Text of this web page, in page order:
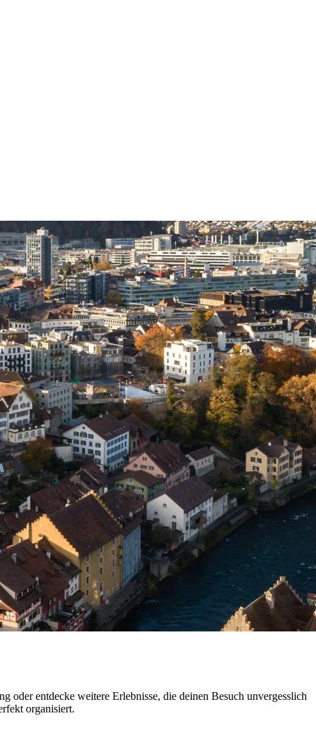
oder entdecke weitere Erlebnisse, die deinen Besuch unvergesslich
organisiert.